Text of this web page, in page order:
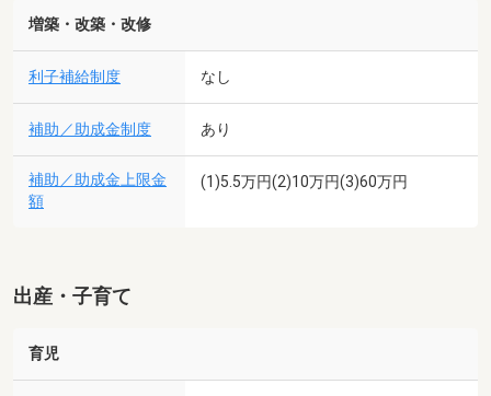
増築・改築・改修
利子補給制度 なし
補助／助成金制度 あり
補助／助成金上限金
額
(1)5.5万円(2)10万円(3)60万円
出産・子育て
育児